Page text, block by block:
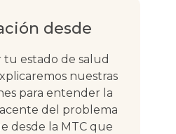
desde
tu estado de salud
nuestras
para entender la
del problema
desde la MTC que